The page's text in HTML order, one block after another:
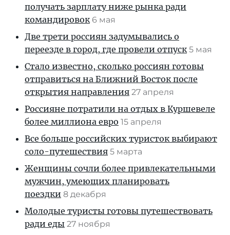
получать зарплату ниже рынка ради
командировок 6 мая
Две трети россиян задумывались о
переезде в город, где провели отпуск 5 мая
Стало известно, сколько россиян готовы
отправиться на Ближний Восток после
открытия направления 27 апреля
Россияне потратили на отдых в Куршевеле
более миллиона евро 15 апреля
Все больше российских туристок выбирают
соло-путешествия 5 марта
Женщины сочли более привлекательными
мужчин, умеющих планировать
поездки 8 декабря
Молодые туристы готовы путешествовать
ради еды 27 ноября